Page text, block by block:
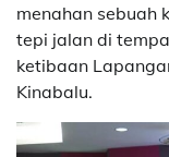
menahan sebuah
tepi jalan di
ketibaan
Kinabalu.